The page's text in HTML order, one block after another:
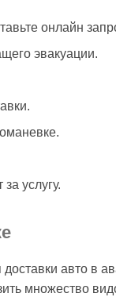
онлайн
эвакуации.
услугу.
авто в
множество